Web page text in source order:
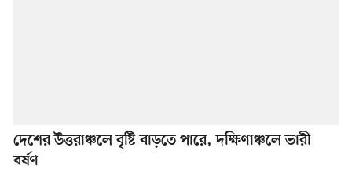
দেশের উত্তরাঞ্চলে বৃষ্টি বাড়তে পারে, দক্ষিণাঞ্চলে ভারী
বর্ষণ